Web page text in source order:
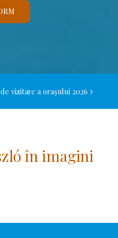
vizitare a orașului 2026
în imagini